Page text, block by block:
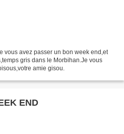
vous avez passer un bon week end,et
gris dans le Morbihan.Je vous
amie gisou.
END